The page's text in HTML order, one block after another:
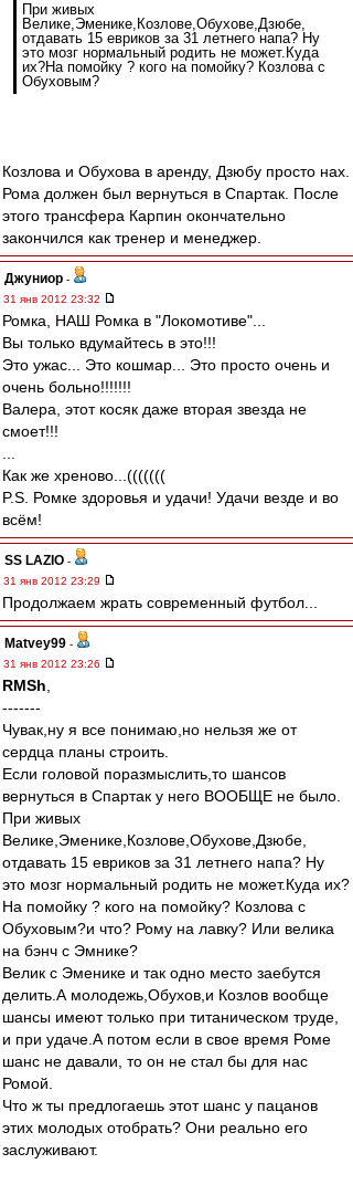
При живых
Велике,Эменике,Козлове,Обухове,Дзюбе,
отдавать 15 евриков за 31 летнего напа? Ну
это мозг нормальный родить не может.Куда
их?На помойку ? кого на помойку? Козлова с
Обуховым?
Козлова и Обухова в аренду, Дзюбу просто нах.
Рома должен был вернуться в Спартак. После
этого трансфера Карпин окончательно
закончился как тренер и менеджер.
Джуниор -
31 янв 2012 23:32
Ромка, НАШ Ромка в "Локомотиве"...
Вы только вдумайтесь в это!!!
Это ужас... Это кошмар... Это просто очень и
очень больно!!!!!!!
Валера, этот косяк даже вторая звезда не
смоет!!!
Как же хреново...(((((((
P.S. Ромке здоровья и удачи! Удачи везде и во
всём!
SS LAZIO -
31 янв 2012 23:29
Продолжаем жрать современный футбол...
Matvey99 -
31 янв 2012 23:26
RMSh
-------
Чувак,ну я все понимаю,но нельзя же от
сердца планы строить.
Если головой поразмыслить,то шансов
вернуться в Спартак у него ВООБЩЕ не было.
При живых
Велике,Эменике,Козлове,Обухове,Дзюбе,
отдавать 15 евриков за 31 летнего напа? Ну
это мозг нормальный родить не может.Куда их?
На помойку ? кого на помойку? Козлова с
Обуховым?и что? Рому на лавку? Или велика
на бэнч с Эмнике?
Велик с Эменике и так одно место заебутся
делить.А молодежь,Обухов,и Козлов вообще
шансы имеют только при титаническом труде,
и при удаче.А потом если в свое время Роме
шанс не давали, то он не стал бы для нас
Ромой.
Что ж ты предлогаешь этот шанс у пацанов
этих молодых отобрать? Они реально его
заслуживают.